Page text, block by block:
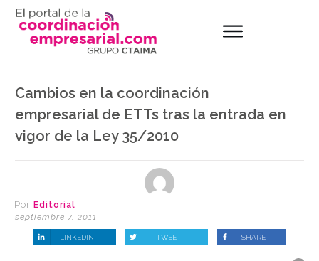
Cambios en la coordinación
empresarial de ETTs tras la entrada en
vigor de la Ley 35/2010
Por Editorial
septiembre 7, 2011
LINKEDIN TWEET SHARE